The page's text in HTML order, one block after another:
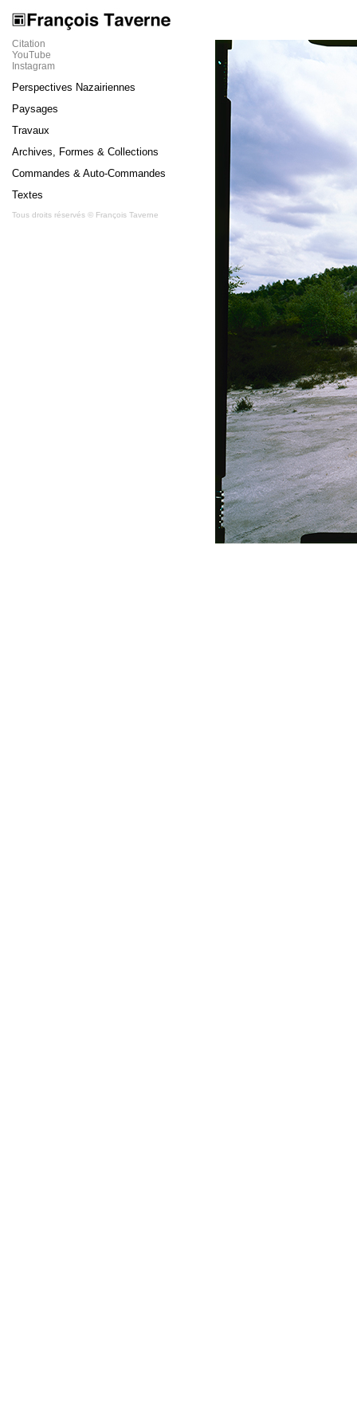
Citation
YouTube
Instagram
Perspectives Nazairiennes
Paysages
Travaux
Archives, Formes & Collections
Commandes & Auto-Commandes
Textes
Tous droits réservés © François Taverne